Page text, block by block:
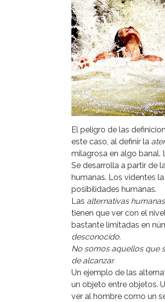
El peligro de las
este caso, al definir la
milagrosa en algo banal.
Se desarrolla a partir de
humanas. Los videntes
posibilidades humanas.
Las alternativas humanas
tienen que ver con el
bastante limitadas en
desconocido.
No somos aquellos que
de alcanzar.
Un ejemplo de las
un objeto entre objetos.
ver al hombre como un